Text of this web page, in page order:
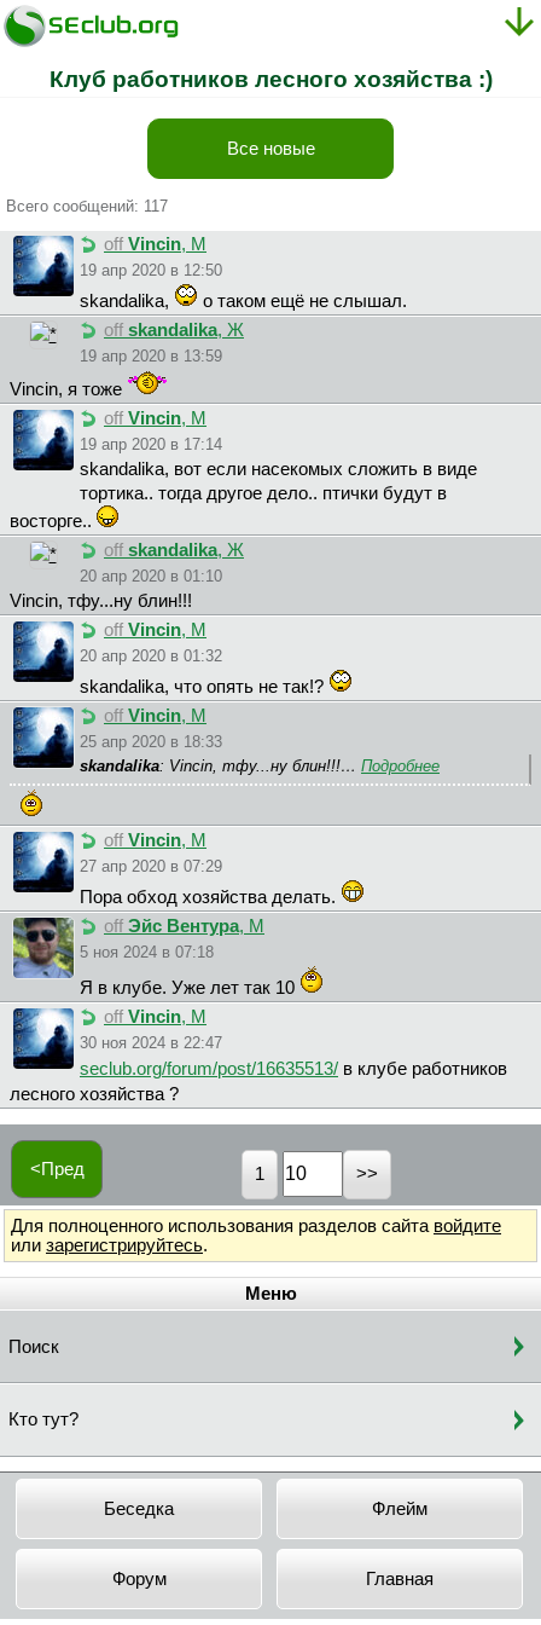
Клуб работников лесного хозяйства :)
Все новые
Всего сообщений: 117
off Vincin, М
19 апр 2020 в 12:50
skandalika,
о таком ещё не слышал.
off skandalika, Ж
19 апр 2020 в 13:59
Vincin, я тоже
off Vincin, М
19 апр 2020 в 17:14
skandalika, вот если насекомых сложить в виде
тортика.. тогда другое дело.. птички будут в
восторге..
off skandalika, Ж
20 апр 2020 в 01:10
Vincin, тфу...ну блин!!!
off Vincin, М
20 апр 2020 в 01:32
skandalika, что опять не так!?
off Vincin, М
25 апр 2020 в 18:33
skandalika: Vincin, тфу...ну блин!!!… Подробнее
off Vincin, М
27 апр 2020 в 07:29
Пора обход хозяйства делать.
off Эйс Вентура, М
5 ноя 2024 в 07:18
Я в клубе. Уже лет так 10
off Vincin, М
30 ноя 2024 в 22:47
seclub.org/forum/post/16635513/ в клубе работников
лесного хозяйства ?
<Пред 1
Для полноценного использования разделов сайта войдите
или зарегистрируйтесь.
Меню
Поиск
Кто тут?
Беседка Флейм
Форум Главная